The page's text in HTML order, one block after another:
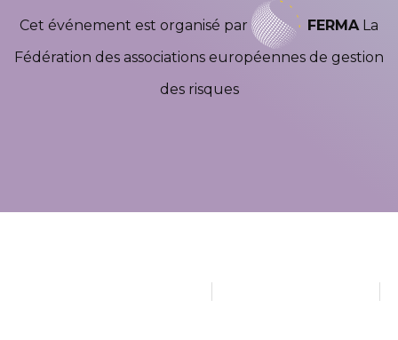
Cet événement est organisé par FERMA La
Fédération des associations européennes de gestion
des risques